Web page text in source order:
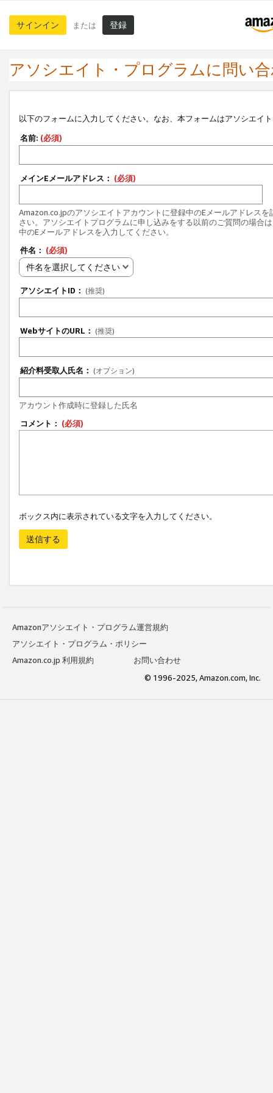
サインイン または 登録
アソシエイト・プログラムに問い
以下のフォームに入力してください。なお、本フォームはアソシエイ
名前: (必須)
メインEメールアドレス： (必須)
Amazon.co.jpのアソシエイトアカウントに登録中のEメールアドレスを
さい。アソシエイトプログラムに申し込みをする以前のご質問の場合
中のEメールアドレスを入力してください。
件名： (必須)
件名を選択してください
アソシエイトID： (推奨)
WebサイトのURL： (推奨)
紹介料受取人氏名： (オプション)
アカウント作成時に登録した氏名
コメント： (必須)
ボックス内に表示されている文字を入力してください。
送信する
Amazonアソシエイト・プログラム運営規約
アソシエイト・プログラム・ポリシー
Amazon.co.jp 利用規約
お問い合わせ
© 1996-2025, Amazon.com, Inc.